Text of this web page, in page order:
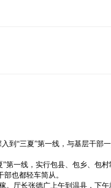
到“三夏”第一线，与基层干部
一线，实行包县、包乡、包
也都轻车简从。
。厅长张德广上午到温县，下